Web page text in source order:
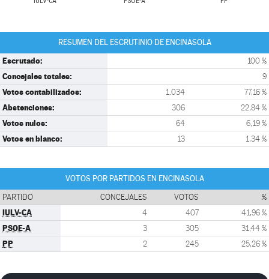
RESUMEN DEL ESCRUTINIO DE ENCINASOLA
Escrutado: 100 %
Concejales totales: 9
Votos contabilizados: 1.034 77,16 %
Abstenciones: 306 22,84 %
Votos nulos: 64 6,19 %
Votos en blanco: 13 1,34 %
VOTOS POR PARTIDOS EN ENCINASOLA
PARTIDO CONCEJALES VOTOS %
IULV-CA 4 407 41,96 %
PSOE-A 3 305 31,44 %
PP 2 245 25,26 %